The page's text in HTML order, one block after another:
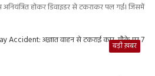
होकर डिवाइडर से टकराकर पल गई। जिसमें
बड़ी ख़बर